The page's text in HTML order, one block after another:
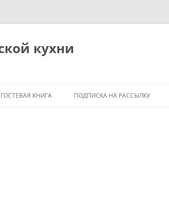
кухни
ГОСТЕВАЯ КНИГА ПОДПИСКА НА РАССЫЛКУ